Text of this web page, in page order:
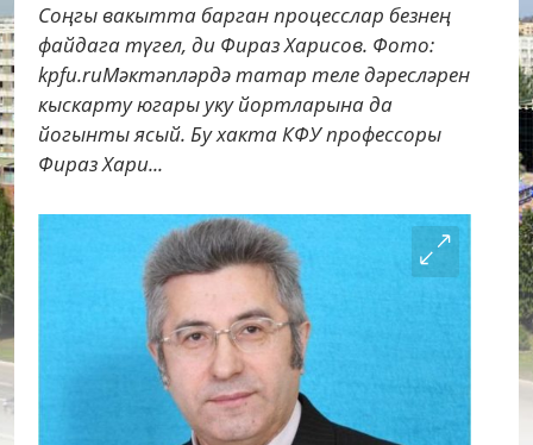
Соңгы вакытта барган процесслар безнең
файдага түгел, ди Фираз Харисов. Фото:
kpfu.ruМәктәпләрдә татар теле дәресләрен
кыскарту югары уку йортларына да
йогынты ясый. Бу хакта КФУ профессоры
Фираз Хари...